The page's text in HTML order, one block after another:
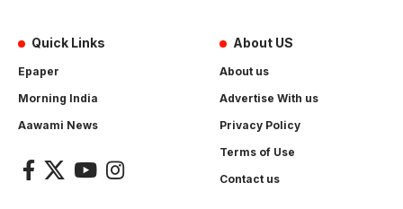
Quick Links
Epaper
Morning India
Aawami News
About US
About us
Advertise With us
Privacy Policy
Terms of Use
Contact us